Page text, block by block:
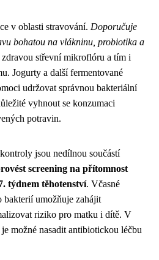
v oblasti stravování. Doporučuje
bohatou na vlákninu, probiotika a
střevní mikroflóru a tím i
Jogurty a další fermentované
udržovat správnou bakteriální
vyhnout se konzumaci
potravin.
jsou nedílnou součástí
screening na přítomnost
týdnem těhotenství. Včasné
bakterií umožňuje zahájit
riziko pro matku i dítě. V
možné nasadit antibiotickou léčbu